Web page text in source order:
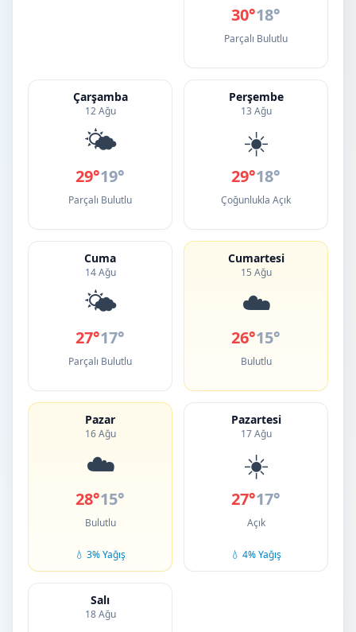
30°18°
Parçalı Bulutlu
Çarşamba
12 Ağu
🌤️
29°19°
Parçalı Bulutlu
Perşembe
13 Ağu
☀️
29°18°
Çoğunlukla Açık
Cuma
14 Ağu
🌤️
27°17°
Parçalı Bulutlu
Cumartesi
15 Ağu
☁️
26°15°
Bulutlu
Pazar
16 Ağu
☁️
28°15°
Bulutlu
💧 3% Yağış
Pazartesi
17 Ağu
☀️
27°17°
Açık
💧 4% Yağış
Salı
18 Ağu